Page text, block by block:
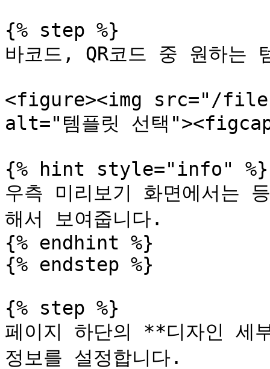
{% step %}
바코드, QR코드 중 원하는
<figure><img src="/files/
alt="템플릿 선택
{% hint style="info" %}
우측 미리보기 화면에서는
해서 보여줍니다.
{% endhint %}
{% endstep %}
{% step %}
페이지 하단의 **디자인 세
정보를 설정합니다.